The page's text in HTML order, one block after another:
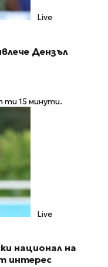
Live
Дензъл
ти 15 минути.
Live
национал на
интерес